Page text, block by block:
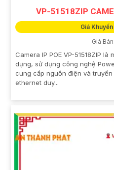
VP-51518ZIP
Giá
Giá
Camera IP POE VP-51518ZIP
dụng, sử dụng công nghệ
cung cấp nguồn điện và
ethernet duy...